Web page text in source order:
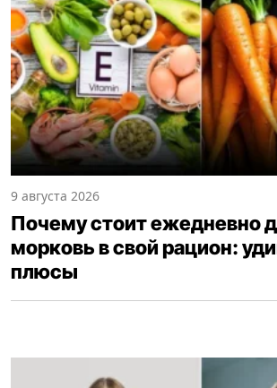
9 августа 2026
Почему стоит ежедневно
морковь в свой рацион:
плюсы